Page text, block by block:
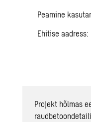
Peamine
Ehitise
Projekt hõlmas